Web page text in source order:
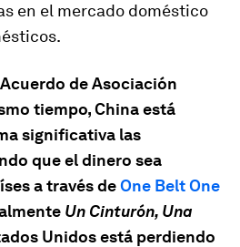
en el mercado doméstico
de Asociación
tiempo, China está
significativa las
que el dinero sea
a través deOne Belt One
Un Cinturón, Una
Unidos está perdiendo